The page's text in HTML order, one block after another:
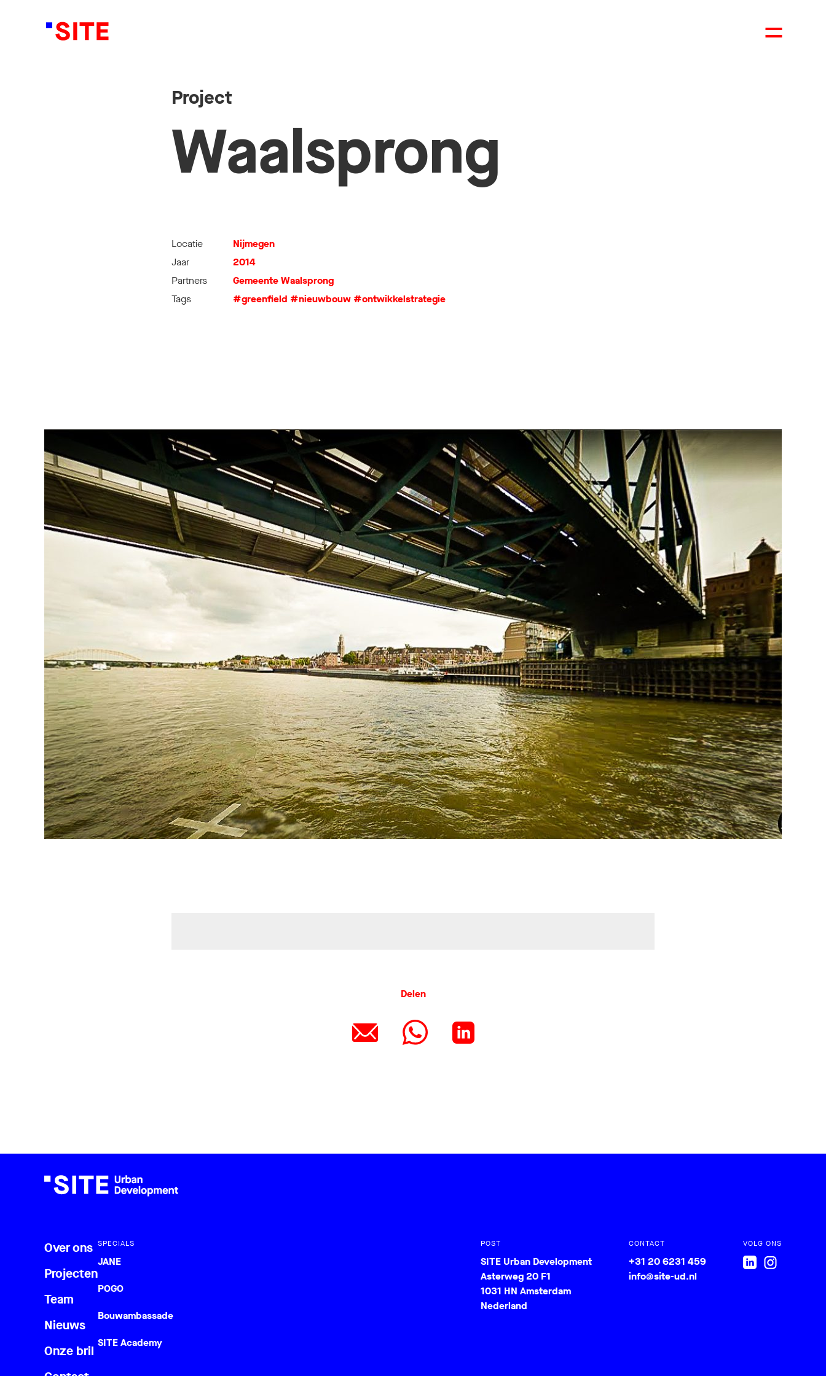
Project
Waalsprong
Locatie
Nijmegen
Jaar
2014
Partners
Gemeente Waalsprong
Tags
#greenfield #nieuwbouw #ontwikkelstrategie
Delen
Over ons
Projecten
Team
Nieuws
Onze bril
SPECIALS
JANE
POGO
Bouwambassade
SITE Academy
POST
SITE Urban Development
Asterweg 20 F1
1031 HN Amsterdam
Nederland
CONTACT
+31 20 6231 459
info@site-ud.nl
VOLG ONS